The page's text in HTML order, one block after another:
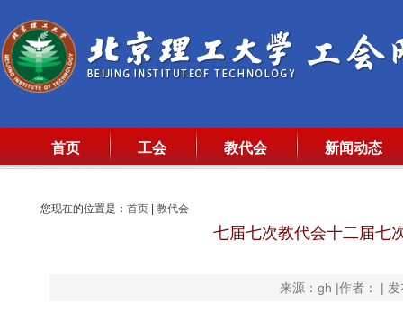
首页 工会 教代会 新闻动态
您现在的位置是： 首页 教代会
七届七次教代会十二届七
来源：gh |作者： |